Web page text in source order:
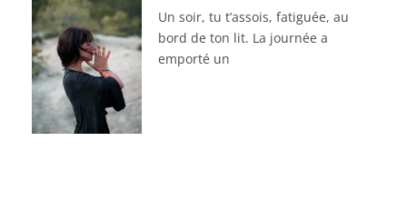
Un soir, tu t’assois, fatiguée, au
bord de ton lit. La journée a
emporté un